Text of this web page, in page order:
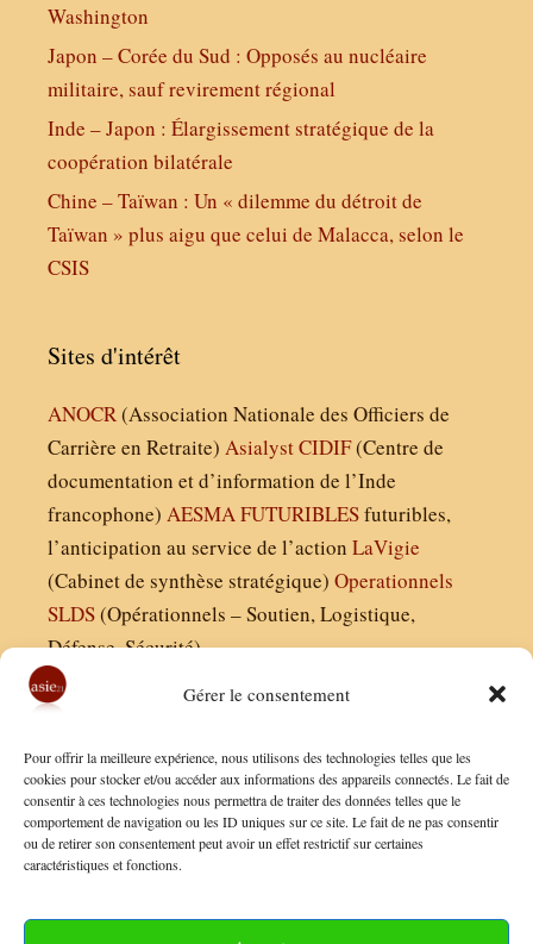
Gérer le consentement
Pour offrir la meilleure expérience, nous utilisons des technologies telles que les
cookies pour stocker et/ou accéder aux informations des appareils connectés. Le fait de
consentir à ces technologies nous permettra de traiter des données telles que le
comportement de navigation ou les ID uniques sur ce site. Le fait de ne pas consentir
ou de retirer son consentement peut avoir un effet restrictif sur certaines
caractéristiques et fonctions.
Washington
Japon – Corée du Sud : Opposés au nucléaire
militaire, sauf revirement régional
Inde – Japon : Élargissement stratégique de la
coopération bilatérale
Chine – Taïwan : Un « dilemme du détroit de
Taïwan » plus aigu que celui de Malacca, selon le
CSIS
Sites d'intérêt
ANOCR(Association Nationale des Officiers de
Carrière en Retraite) AsialystCIDIF(Centre de
documentation et d’information de l’Inde
francophone) AESMAFUTURIBLESfuturibles,
l’anticipation au service de l’action LaVigie
(Cabinet de synthèse stratégique) Operationnels
SLDS(Opérationnels – Soutien, Logistique,
Défense, Sécurité)
Finaldées EURL
Siège social : 13 avenue Boudon, 75016, Paris
Nous contacter
Conditions Générales de Vente